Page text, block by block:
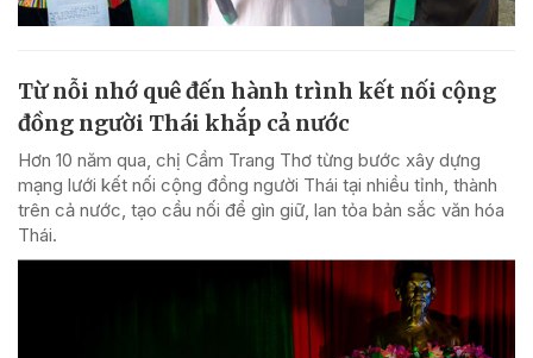
Từ nỗi nhớ quê đến hành trình kết nối cộng
đồng người Thái khắp cả nước
Hơn 10 năm qua, chị Cầm Trang Thơ từng bước xây dựng
mạng lưới kết nối cộng đồng người Thái tại nhiều tỉnh, thành
trên cả nước, tạo cầu nối để gìn giữ, lan tỏa bản sắc văn hóa
Thái.